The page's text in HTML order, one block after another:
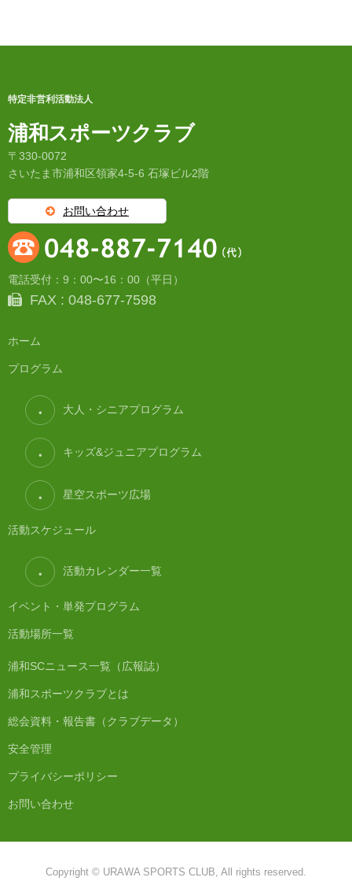
2026
特定非営利活動法人
浦和スポーツクラブ
〒330-0072
さいたま市浦和区領家4-5-6 石塚ビル2階
お問い合わせ
電話受付：9：00〜16：00（平日）
FAX : 048-677-7598
ホーム
プログラム
大人・シニアプログラム
キッズ&ジュニアプログラム
星空スポーツ広場
活動スケジュール
活動カレンダー一覧
イベント・単発プログラム
活動場所一覧
浦和SCニュース一覧（広報誌）
浦和スポーツクラブとは
総会資料・報告書（クラブデータ）
安全管理
プライバシーポリシー
お問い合わせ
Copyright © URAWA SPORTS CLUB, All rights reserved.